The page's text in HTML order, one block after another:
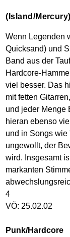
(Island/Mercury)
Wenn Legenden
Quicksand) und
Band aus der
Hardcore-
viel besser. Das
mit fetten
und jeder Menge
hieran ebenso
und in Songs wie
ungewollt, der
wird. Insgesamt
markanten
4
VÖ: 25.02.02
Punk/Hardcore